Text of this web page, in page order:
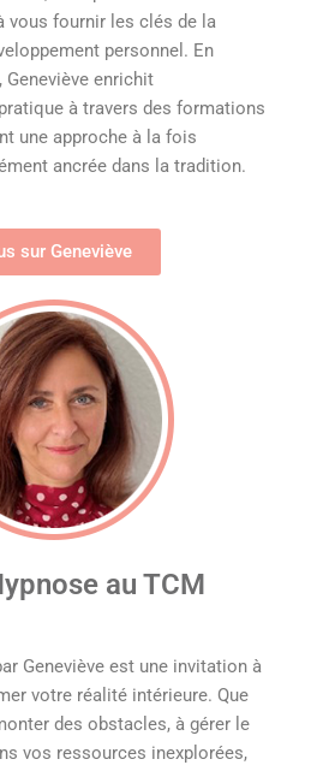
vous fournir les clés de la
personnel. En
enrichit
à travers des formations
une approche à la fois
ancrée dans la tradition.
sur Geneviève
au TCM
Geneviève est une invitation à
votre réalité intérieure. Que
des obstacles, à gérer le
vos ressources inexplorées,